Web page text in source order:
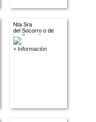
Nta Sra
del Socorro o de
los Remedios
+ Información